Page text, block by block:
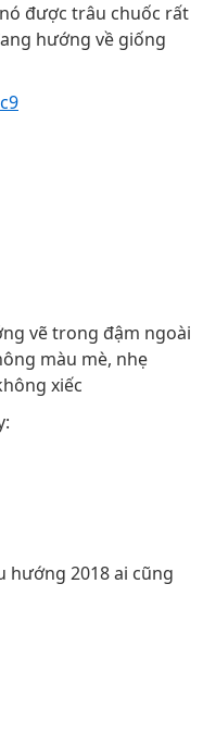
được trâu chuốc rất
hướng về giống
vẽ trong đậm ngoài
màu mè, nhẹ
xiếc
hướng 2018 ai cũng